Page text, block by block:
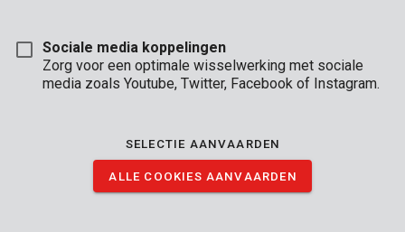
Sociale media koppelingen
Zorg voor een optimale wisselwerking met sociale
media zoals Youtube, Twitter, Facebook of Instagram.
SELECTIE AANVAARDEN
ALLE COOKIES AANVAARDEN